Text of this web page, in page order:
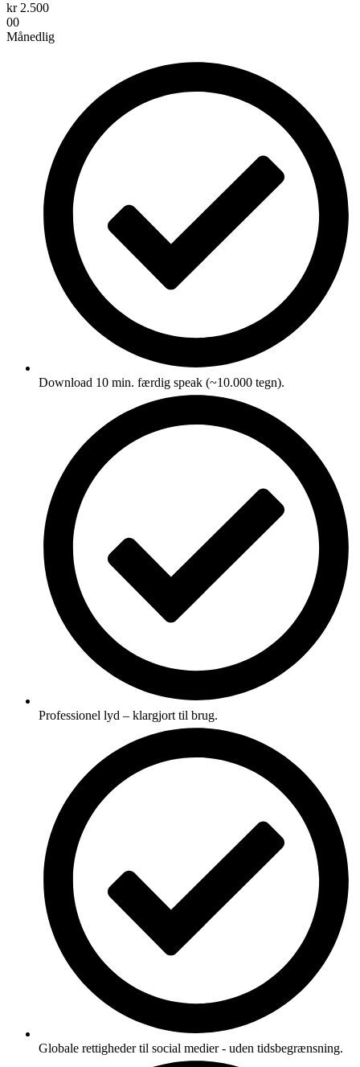
kr 2.500
00
Månedlig
Download 10 min. færdig speak (~10.000 tegn).
Professionel lyd – klargjort til brug.
Globale rettigheder til social medier - uden tidsbegrænsning.